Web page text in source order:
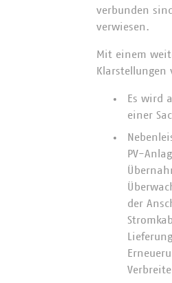
verbunden
verwiesen.
Mit einem
Klarstellungen
Es wird
einer
PV-
der